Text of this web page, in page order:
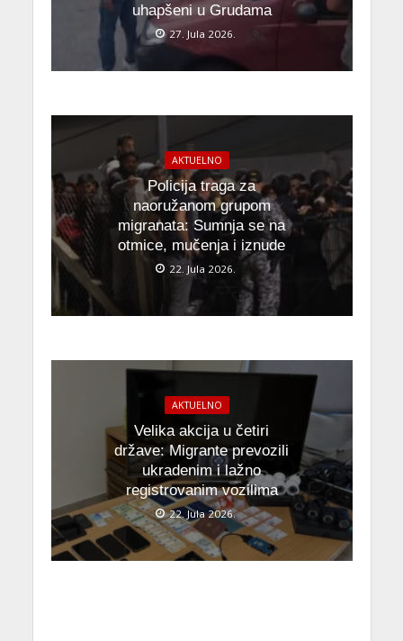
uhapšeni u Grudama
27. Jula 2026.
AKTUELNO
Policija traga za
naoružanom grupom
migranata: Sumnja se na
otmice, mučenja i iznude
22. Jula 2026.
AKTUELNO
Velika akcija u četiri
države: Migrante prevozili
ukradenim i lažno
registrovanim vozilima
22. Jula 2026.